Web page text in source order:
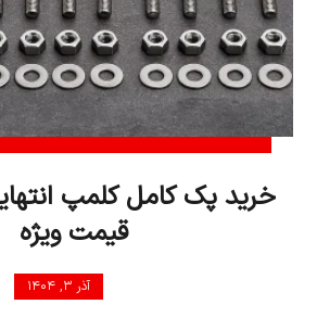
خرید پک کامل کلمپ
قیمت ویژه
آذر ۳, ۱۴۰۴